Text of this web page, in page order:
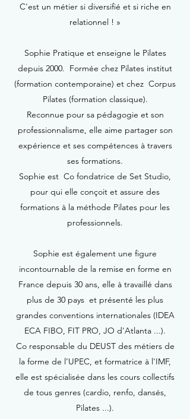
C'est un métier si diversifié et si riche en
relationnel ! »
Sophie Pratique et enseigne le Pilates
depuis 2000. Formée chez Pilates institut
(formation contemporaine) et chez Corpus
Pilates (formation classique).
Reconnue pour sa pédagogie et son
professionnalisme, elle aime partager son
expérience et ses compétences à travers
ses formations.
Sophie est Co fondatrice de Set Studio,
pour qui elle conçoit et assure des
formations à la méthode Pilates pour les
professionnels.
Sophie est également une figure
incontournable de la remise en forme en
France depuis 30 ans, elle à travaillé dans
plus de 30 pays et présenté les plus
grandes conventions internationales (IDEA
ECA FIBO, FIT PRO, JO d'Atlanta ...).
Co responsable du DEUST des métiers de
la forme de l’UPEC, et formatrice à l'IMF,
elle est spécialisée dans les cours collectifs
de tous genres (cardio, renfo, dansés,
Pilates ...).